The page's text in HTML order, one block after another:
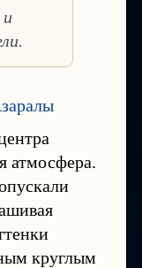
и
атмосфера.
круглым